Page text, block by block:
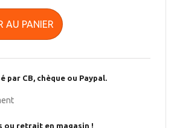
AU PANIER
par CB, chèque ou Paypal.
ou retrait en magasin !